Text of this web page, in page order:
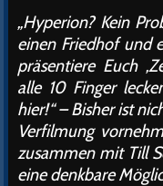
„Hyperion? Kein
einen Friedhof und
präsentiere Euch
alle 10 Finger
hier!“ – Bisher ist
Verfilmung
zusammen mit Till
eine denkbare